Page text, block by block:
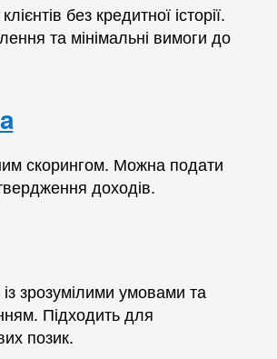
без кредитної історії.
та мінімальні вимоги до
скорингом. Можна подати
доходів.
зрозумілими умовами та
Підходить для
позик.